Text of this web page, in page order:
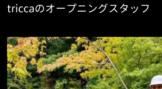
triccaのオープニングスタッフ